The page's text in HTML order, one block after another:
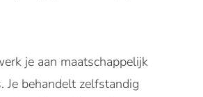
je aan maatschappelijk
Je behandelt zelfstandig